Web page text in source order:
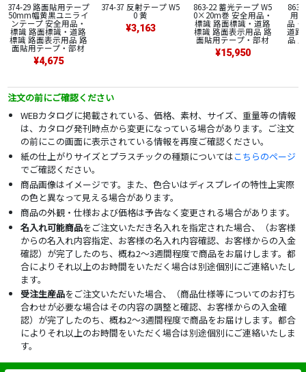
374-29 路面貼用テープ
50mm幅黄黒ユニライ
ンテープ 安全用品・
標識 路面標識・道路
標識 路面表示用品 路
面貼用テープ・部材
¥4,675
374-37 反射テープ W5
0 黄
¥3,163
863-22 蓄光テープ W5
0×20m巻 安全用品・
標識 路面標識・道路
標識 路面表示用品 路
面貼用テープ・部材
¥15,950
863-
用
品・
道路
品
注文の前にご確認ください
WEBカタログに掲載されている、価格、素材、サイズ、重量等の情報
は、カタログ発刊時点から変更になっている場合があります。ご注文
の前にこの画面に表示されている情報を再度ご確認ください。
紙の仕上がりサイズとプラスチックの種類についてはこちらのページ
でご確認ください。
商品画像はイメージです。また、色合いはディスプレイの特性上実際
の色と異なって見える場合があります。
商品の外観・仕様および価格は予告なく変更される場合があります。
名入れ可能商品をご注文いただき名入れを指定された場合、（お客様
からの名入れ内容指定、お客様の名入れ内容確認、お客様からの入金
確認）が完了したのち、概ね2～3週間程度で商品をお届けします。都
合によりそれ以上のお時間をいただく場合は別途個別にご連絡いたし
ます。
受注生産品をご注文いただいた場合、（商品仕様等についてのお打ち
合わせが必要な場合はその内容の調整と確認、お客様からの入金確
認）が完了したのち、概ね2～3週間程度で商品をお届けします。都合
によりそれ以上のお時間をいただく場合は別途個別にご連絡いたしま
す。